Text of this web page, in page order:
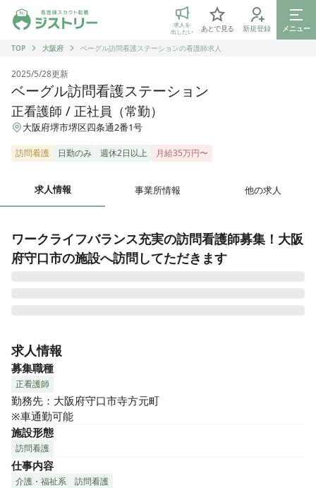
ジストリー 看護師の転職マッチング
求人を
出したい
あとで見る 新規登録
メニュー
TOP
大阪府 ベーグル訪問看護ステーションの看護師求人
2025/5/28更新
ベーグル訪問看護ステーション
正看護師 / 正社員（常勤）
大阪府堺市堺区四条通2番1号
訪問看護 日勤のみ 週休2日以上 月給35万円〜
求人情報 事業所情報 他の求人
ワークライフバランス充実の訪問看護師募集！大阪
府守口市の施設へ訪問してただきます
供している会社です。
ご利用者には、『安心して生活ができるように』
スタッフには、『子育て中でも安心して働けることができる
ように』
関係機関の皆様には、『約束を守り安心して取引をしていた
だけるように』
この理念を基に、皆様との繋がりを大切にし、感謝を忘れ
ず、安心を提供できるようにつとめてまいります。
求人情報
募集職種
正看護師
勤務先：大阪府守口市寺方元町
※車通勤可能
施設形態
訪問看護
仕事内容
介護・福祉系 訪問看護